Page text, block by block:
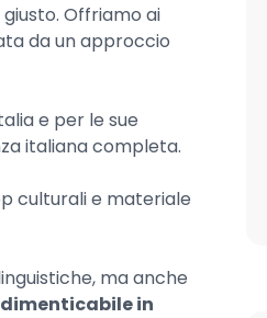
Offriamo ai
da un approccio
e per le sue
italiana completa.
culturali e materiale
ma anche
in